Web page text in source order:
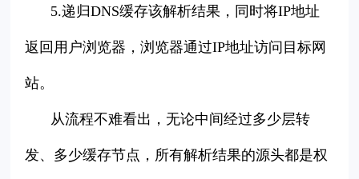
5.递归DNS缓存该解析结果，同时将IP地址
返回用户浏览器，浏览器通过IP地址访问目标网
站。
从流程不难看出，无论中间经过多少层转
发、多少缓存节点，所有解析结果的源头都是权